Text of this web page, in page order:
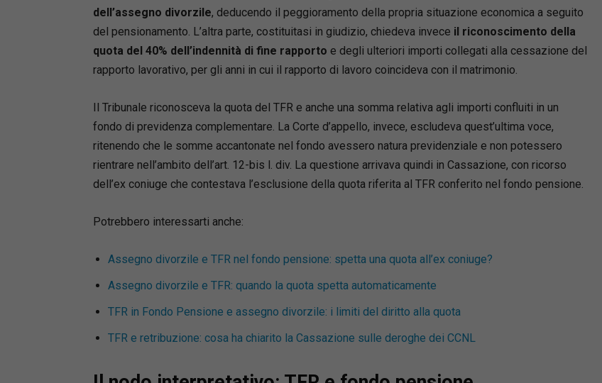
del processo di famiglia, integrando riferimenti
normativi, orientamenti giurisprudenziali e indicazioni di
prassi, senza perdere di vista le più autorevoli
espressioni della dottrina.
L’analisi si sviluppa dai presupposti del processo
riconoscimento e all’esecuzione dei provvedimenti
stranieri nel nostro paese (un profilo di sempre
maggiore rilevanza nell’esperienza pratica). Notevole
degli atti e alle strategie processuali, con
l’approfondimento delle criticità operative emerse
materia.
Michele Angelo Lupoi
Avvocato del Foro di Bologna e Professore ordinario di
insegna diritto processuale civile e altre materie
conflitti familiari.
dell’assegno divorzile, deducendo il peggioramento della propria situazione economica a seguito
del pensionamento. L’altra parte, costituitasi in giudizio, chiedeva invece il riconoscimento della
quota del 40% dell’indennità di fine rapporto e degli ulteriori importi collegati alla cessazione del
rapporto lavorativo, per gli anni in cui il rapporto di lavoro coincideva con il matrimonio.
Il Tribunale riconosceva la quota del TFR e anche una somma relativa agli importi confluiti in un
fondo di previdenza complementare. La Corte d’appello, invece, escludeva quest’ultima voce,
ritenendo che le somme accantonate nel fondo avessero natura previdenziale e non potessero
rientrare nell’ambito dell’art. 12-bis l. div. La questione arrivava quindi in Cassazione, con ricorso
dell’ex coniuge che contestava l’esclusione della quota riferita al TFR conferito nel fondo pensione.
Potrebbero interessarti anche:
Assegno divorzile e TFR nel fondo pensione: spetta una quota all’ex coniuge?
Assegno divorzile e TFR: quando la quota spetta automaticamente
TFR in Fondo Pensione e assegno divorzile: i limiti del diritto alla quota
TFR e retribuzione: cosa ha chiarito la Cassazione sulle deroghe dei CCNL